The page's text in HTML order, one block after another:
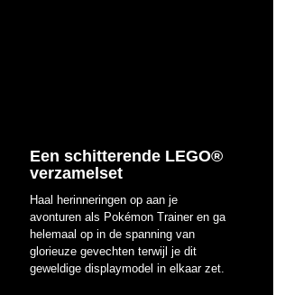
Een schitterende LEGO®
verzamelset
Haal herinneringen op aan je
avonturen als Pokémon Trainer en ga
helemaal op in de spanning van
glorieuze gevechten terwijl je dit
geweldige displaymodel in elkaar zet.